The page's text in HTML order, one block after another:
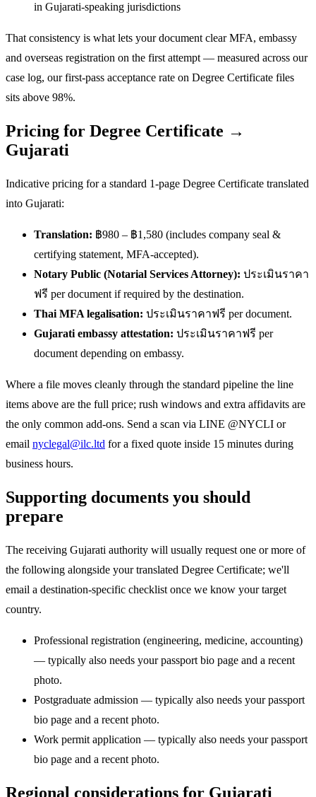
in Gujarati-speaking jurisdictions
That consistency is what lets your document clear MFA, embassy
and overseas registration on the first attempt — measured across our
case log, our first-pass acceptance rate on Degree Certificate files
sits above 98%.
Pricing for Degree Certificate →
Gujarati
Indicative pricing for a standard 1-page Degree Certificate translated
into Gujarati:
Translation: ฿980 – ฿1,580 (includes company seal &
certifying statement, MFA-accepted).
Notary Public (Notarial Services Attorney): ประเมินราคา
ฟรี per document if required by the destination.
Thai MFA legalisation: ประเมินราคาฟรี per document.
Gujarati embassy attestation: ประเมินราคาฟรี per
document depending on embassy.
Where a file moves cleanly through the standard pipeline the line
items above are the full price; rush windows and extra affidavits are
the only common add-ons. Send a scan via LINE @NYCLI or
email nyclegal@ilc.ltd for a fixed quote inside 15 minutes during
business hours.
Supporting documents you should
prepare
The receiving Gujarati authority will usually request one or more of
the following alongside your translated Degree Certificate; we'll
email a destination-specific checklist once we know your target
country.
Professional registration (engineering, medicine, accounting)
— typically also needs your passport bio page and a recent
photo.
Postgraduate admission — typically also needs your passport
bio page and a recent photo.
Work permit application — typically also needs your passport
bio page and a recent photo.
Regional considerations for Gujarati